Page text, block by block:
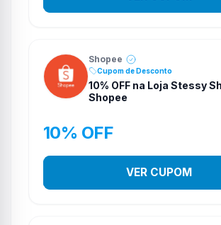
Shopee
Cupom de Desconto
10% OFF na Loja Stessy
Shopee
10% OFF
VER CUPOM